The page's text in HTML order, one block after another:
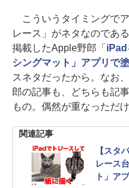
こういうタイミングで
レース」がネタなのであ
掲載したApple野郎「
シングマット」アプリで
スネタだったから。なお
郎の記事も、どちらも記
もの。偶然が重なっただ
関連記事
【スタ
レース
ト」ア